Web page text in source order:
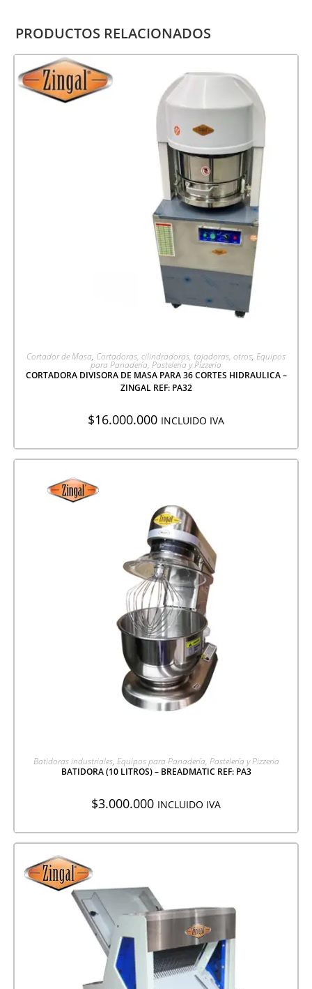
PRODUCTOS RELACIONADOS
AGREGAR A COTIZACIÓN
Cortador de Masa, Cortadoras, cilindradoras, tajadoras, otros, Equipos
para Panadería, Pastelería y Pizzeria
CORTADORA DIVISORA DE MASA PARA 36 CORTES HIDRAULICA –
ZINGAL REF: PA32
$16.000.000 INCLUIDO IVA
AGREGAR A COTIZACIÓN
Batidoras industriales, Equipos para Panadería, Pastelería y Pizzeria
BATIDORA (10 LITROS) – BREADMATIC REF: PA3
$3.000.000 INCLUIDO IVA